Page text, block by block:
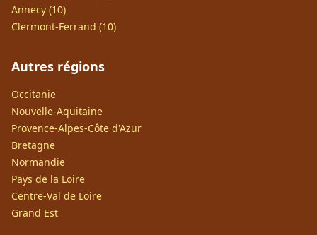
Annecy (10)
Clermont-Ferrand (10)
Autres régions
Occitanie
Nouvelle-Aquitaine
Provence-Alpes-Côte d'Azur
Bretagne
Normandie
Pays de la Loire
Centre-Val de Loire
Grand Est